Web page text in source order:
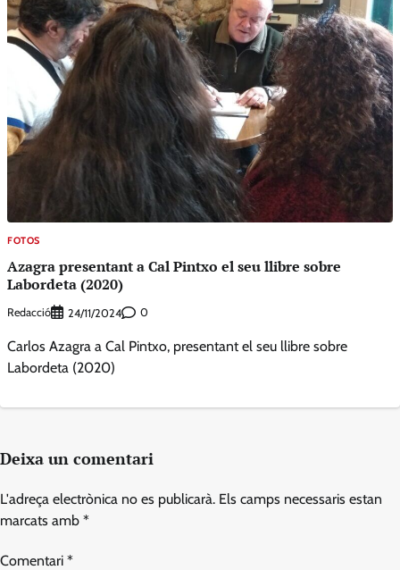
FOTOS
Azagra presentant a Cal Pintxo el seu llibre sobre
Labordeta (2020)
Redacció 24/11/2024 0
Carlos Azagra a Cal Pintxo, presentant el seu llibre sobre
Labordeta (2020)
Deixa un comentari
L'adreça electrònica no es publicarà. Els camps necessaris estan
marcats amb *
Comentari *